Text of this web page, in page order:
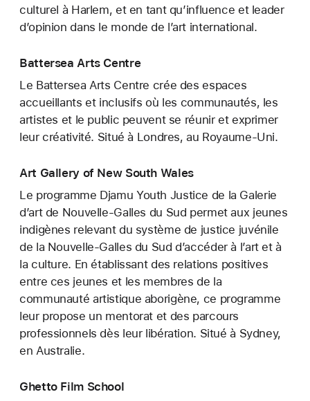
culturel à Harlem, et en tant qu’influence et leader
d’opinion dans le monde de l’art international.
Battersea Arts Centre
Le Battersea Arts Centre crée des espaces
accueillants et inclusifs où les communautés, les
artistes et le public peuvent se réunir et exprimer
leur créativité. Situé à Londres, au Royaume-Uni.
Art Gallery of New South Wales
Le programme Djamu Youth Justice de la Galerie
d’art de Nouvelle-Galles du Sud permet aux jeunes
indigènes relevant du système de justice juvénile
de la Nouvelle-Galles du Sud d’accéder à l’art et à
la culture. En établissant des relations positives
entre ces jeunes et les membres de la
communauté artistique aborigène, ce programme
leur propose un mentorat et des parcours
professionnels dès leur libération. Situé à Sydney,
en Australie.
Ghetto Film School